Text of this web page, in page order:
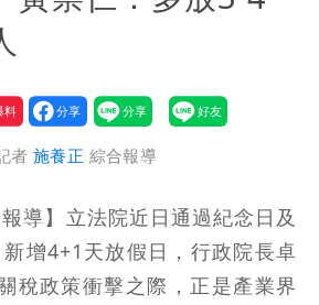
透供應鏈
億！陳時中一語成讖 王必
看出睿智
「搖擺」 暴風圈估擦沿岸！
縣市
關鍵時間點！專家：明晚起風
復內幕！欣西亞曬牽手照「2
硬」
下午海警！大雨襲7縣市 明
者施養正 綜合報導
報導】立法院近日通過紀念日及
增4+1天放假日，行政院長卓
稅政策衝擊之際，正是產業界